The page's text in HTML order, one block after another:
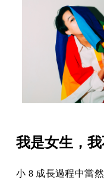
我是女生，
小 8 成長過程中當